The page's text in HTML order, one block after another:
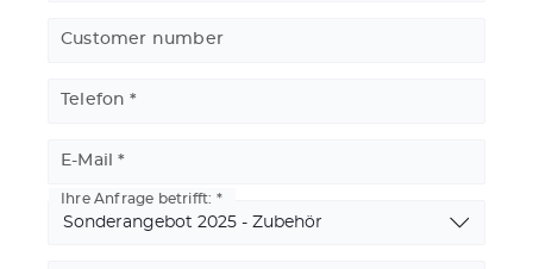
Customer number
Telefon
E-Mail
Ihre Anfrage betrifft: